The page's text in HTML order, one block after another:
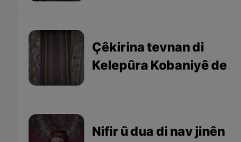
Çêkirina tevnan di
Kelepûra Kobaniyê de
Nifir û dua di nav jinên